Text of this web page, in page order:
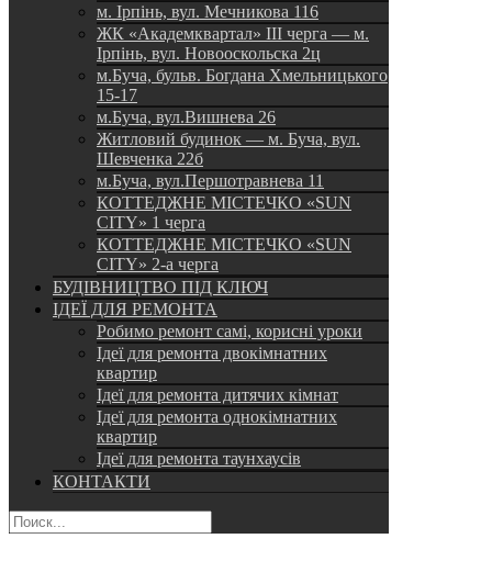
м. Ірпінь, вул. Мечникова 116
ЖК «Академквартал» III черга — м.
Ірпінь, вул. Новооскольска 2ц
м.Буча, бульв. Богдана Хмельницького
15-17
м.Буча, вул.Вишнева 26
Житловий будинок — м. Буча, вул.
Шевченка 22б
м.Буча, вул.Першотравнева 11
КОТТЕДЖНЕ МІСТЕЧКО «SUN
CITY» 1 черга
КОТТЕДЖНЕ МІСТЕЧКО «SUN
CITY» 2-а черга
БУДІВНИЦТВО ПІД КЛЮЧ
ІДЕЇ ДЛЯ РЕМОНТА
Робимо ремонт самі, корисні уроки
Ідеї для ремонта двокімнатних
квартир
Ідеї для ремонта дитячих кімнат
Ідеї для ремонта однокімнатних
квартир
Ідеї для ремонта таунхаусів
КОНТАКТИ